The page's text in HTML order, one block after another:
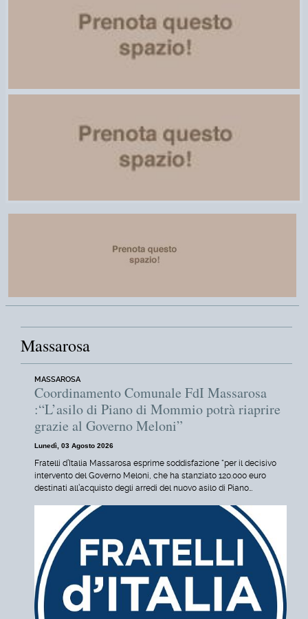
Massarosa
MASSAROSA
Coordinamento Comunale FdI Massarosa
:“L’asilo di Piano di Mommio potrà riaprire
grazie al Governo Meloni”
Lunedì, 03 Agosto 2026
Fratelli d’Italia Massarosa esprime soddisfazione "per il decisivo
intervento del Governo Meloni, che ha stanziato 120.000 euro
destinati all’acquisto degli arredi del nuovo asilo di Piano…